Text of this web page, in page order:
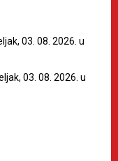
03. 08. 2026. u
03. 08. 2026. u